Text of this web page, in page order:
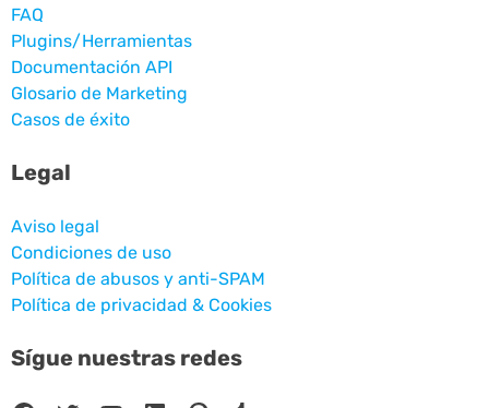
FAQ
Plugins/Herramientas
Documentación API
Glosario de Marketing
Casos de éxito
Legal
Aviso legal
Condiciones de uso
Política de abusos y anti-SPAM
Política de privacidad & Cookies
Sígue nuestras redes